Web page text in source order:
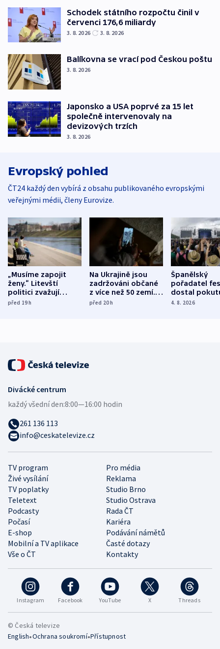
Schodek státního rozpočtu činil v
červenci 176,6 miliardy
3. 8. 2026 3. 8. 2026
Balíkovna se vrací pod Českou poštu
3. 8. 2026
Japonsko a USA poprvé za 15 let
společně intervenovaly na
devizových trzích
3. 8. 2026
Evropský pohled
ČT24 každý den vybírá z obsahu publikovaného evropskými
veřejnými médii, členy Eurovize.
„Musíme zapojit
ženy.“ Litevští
politici zvažují
dohodu o
před 19h
Na Ukrajině jsou
zadržováni občané
z více než 50 zemí.
Bojovali na straně
před 20h
Španělský
pořadatel
dostal
nekalé
4. 8. 2026
Instagram Facebook YouTube X Threads
TV program
Pro média
Živé vysílání
Reklama
TV poplatky
Studio Brno
Teletext
Studio Ostrava
Podcasty
Rada ČT
Počasí
Kariéra
E-shop
Podávání námětů
Mobilní a TV aplikace
Časté dotazy
Vše o ČT
Kontakty
Divácké centrum
každý všední den:8:00—16:00 hodin
261 136 113
info@ceskatelevize.cz
© Česká televize
English•Ochrana soukromí•Přístupnost